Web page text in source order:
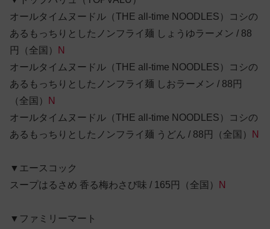
オールタイムヌードル（THE all-time NOODLES）コシの
あるもっちりとしたノンフライ麺 しょうゆラーメン / 88
円（全国）
N
オールタイムヌードル（THE all-time NOODLES）コシの
あるもっちりとしたノンフライ麺 しおラーメン / 88円
（全国）
N
オールタイムヌードル（THE all-time NOODLES）コシの
あるもっちりとしたノンフライ麺 うどん / 88円（全国）
N
▼エースコック
スープはるさめ 香る梅わさび味 / 165円（全国）
N
▼ファミリーマート